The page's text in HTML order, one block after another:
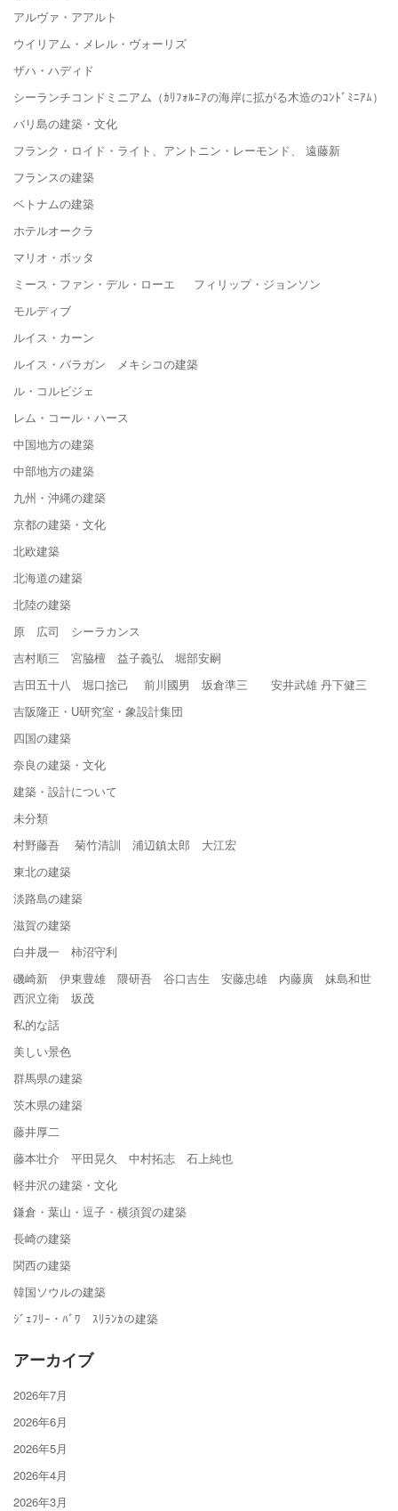
アルヴァ・アアルト
ウイリアム・メレル・ヴォーリズ
ザハ・ハディド
シーランチコンドミニアム（ｶﾘﾌｫﾙﾆｱの海岸に拡がる木造のｺﾝﾄﾞﾐﾆｱﾑ）
バリ島の建築・文化
フランク・ロイド・ライト、アントニン・レーモンド、 遠藤新
フランスの建築
ベトナムの建築
ホテルオークラ
マリオ・ボッタ
ミース・ファン・デル・ローエ フィリップ・ジョンソン
モルディブ
ルイス・カーン
ルイス・バラガン メキシコの建築
ル・コルビジェ
レム・コール・ハース
中国地方の建築
中部地方の建築
九州・沖縄の建築
京都の建築・文化
北欧建築
北海道の建築
北陸の建築
原 広司 シーラカンス
吉村順三 宮脇檀 益子義弘 堀部安嗣
吉田五十八 堀口捨己 前川國男 坂倉準三 安井武雄 丹下健三
吉阪隆正・U研究室・象設計集団
四国の建築
奈良の建築・文化
建築・設計について
未分類
村野藤吾 菊竹清訓 浦辺鎮太郎 大江宏
東北の建築
淡路島の建築
滋賀の建築
白井晟一 柿沼守利
磯崎新 伊東豊雄 隈研吾 谷口吉生 安藤忠雄 内藤廣 妹島和世
西沢立衛 坂茂
私的な話
美しい景色
群馬県の建築
茨木県の建築
藤井厚二
藤本壮介 平田晃久 中村拓志 石上純也
軽井沢の建築・文化
鎌倉・葉山・逗子・横須賀の建築
長崎の建築
関西の建築
韓国ソウルの建築
ｼﾞｪﾌﾘｰ・ﾊﾞﾜ ｽﾘﾗﾝｶの建築
アーカイブ
2026年7月
2026年6月
2026年5月
2026年4月
2026年3月